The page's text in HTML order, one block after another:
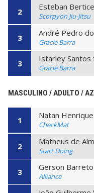
2 Esteban
Scorpyon Jiu-Jitsu
3 André Pedro
Gracie Barra
3 Istarley Santos
Gracie Barra
MASCULINO / ADULTO /
1 Natan
CheckMat
2 Matheus de
Start Doing
3 Gerson
Alliance